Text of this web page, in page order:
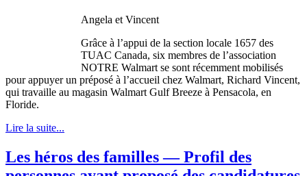
Angela et Vincent
Grâce à l’appui de la section locale 1657 des
TUAC Canada, six membres de l’association
NOTRE Walmart se sont récemment mobilisés
pourappuyerun préposé à l’accueil chez Walmart, Richard Vincent,
qui travaille au magasin Walmart Gulf Breeze à Pensacola, en
Floride.
Lire la suite...
Les héros des familles — Profil des